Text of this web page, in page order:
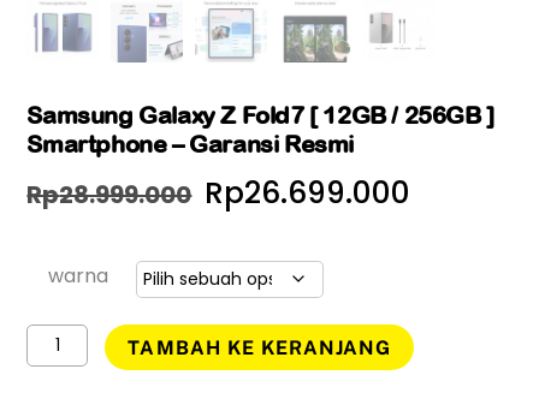
Samsung Galaxy Z Fold7 [ 12GB / 256GB ]
Smartphone – Garansi Resmi
Rp28.999.000 Harga
adalah:
Rp28.999.000.
Rp26.699.000
adalah:
warna
Kuantitas
Samsung TAMBAH KE KERANJANG